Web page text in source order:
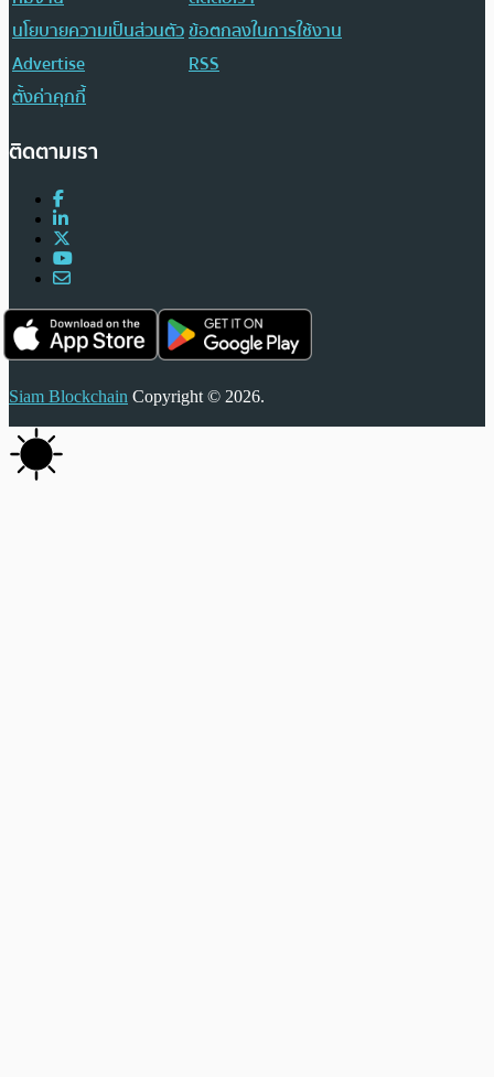
นโยบายความเป็นส่วนตัวข้อตกลงในการใช้งาน
Advertise
RSS
ตั้งค่าคุกกี้
ติดตามเรา
Siam Blockchain Copyright © 2026.